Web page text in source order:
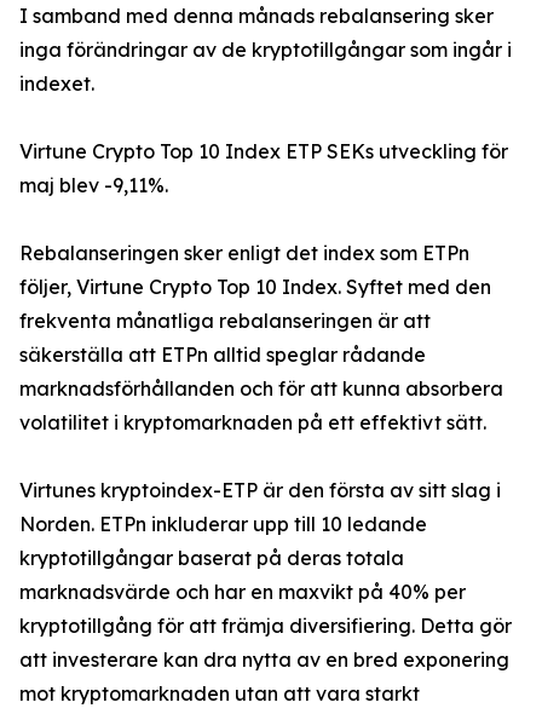
I samband med denna månads rebalansering sker
inga förändringar av de kryptotillgångar som ingår i
indexet.
Virtune Crypto Top 10 Index ETP SEKs utveckling för
maj blev -9,11%.
Rebalanseringen sker enligt det index som ETPn
följer, Virtune Crypto Top 10 Index. Syftet med den
frekventa månatliga rebalanseringen är att
säkerställa att ETPn alltid speglar rådande
marknadsförhållanden och för att kunna absorbera
volatilitet i kryptomarknaden på ett effektivt sätt.
Virtunes kryptoindex-ETP är den första av sitt slag i
Norden. ETPn inkluderar upp till 10 ledande
kryptotillgångar baserat på deras totala
marknadsvärde och har en maxvikt på 40% per
kryptotillgång för att främja diversifiering. Detta gör
att investerare kan dra nytta av en bred exponering
mot kryptomarknaden utan att vara starkt